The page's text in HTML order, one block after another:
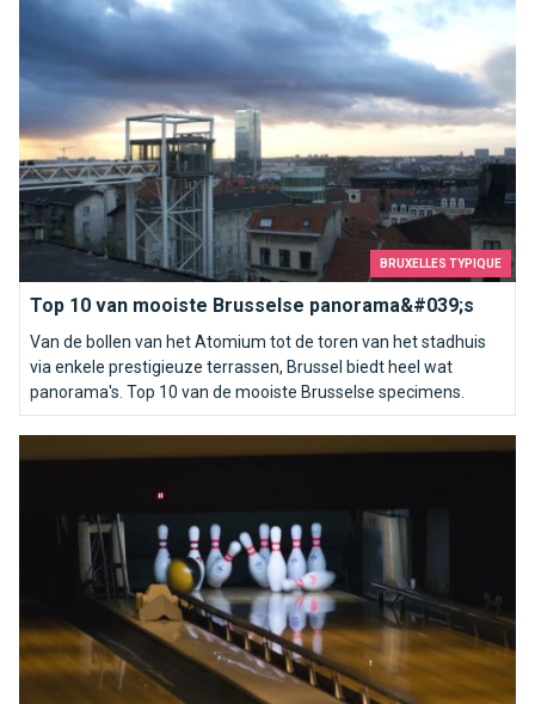
BRUXELLES TYPIQUE
Top 10 van mooiste Brusselse panorama&#039;s
Van de bollen van het Atomium tot de toren van het stadhuis
via enkele prestigieuze terrassen, Brussel biedt heel wat
panorama's. Top 10 van de mooiste Brusselse specimens.